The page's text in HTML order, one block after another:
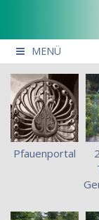
Inhalt
MENÜ
Pfauenportal